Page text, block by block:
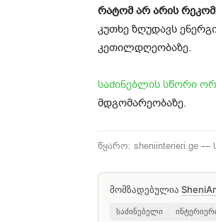
რატომ არ არის
კუთხე ზღუდავს
კეთილდღეობაზე.
საძინებლის სწორი
მდგომარეობაზე.
წყარო: sheniinterieri.ge
მომზადებულია
საძინებელი